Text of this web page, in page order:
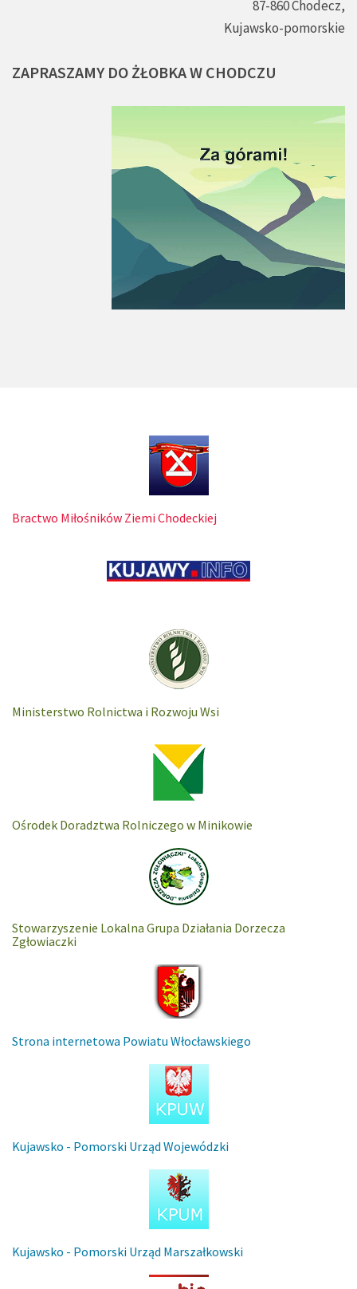
87-860 Chodecz,
Kujawsko-pomorskie
ZAPRASZAMY DOŻŁOBKAW CHODCZU
Bractwo Miłośników Ziemi Chodeckiej
Ministerstwo Rolnictwa i Rozwoju Wsi
Ośrodek Doradztwa Rolniczego w Minikowie
Stowarzyszenie Lokalna Grupa Działania Dorzecza
Zgłowiaczki
Strona internetowa Powiatu Włocławskiego
Kujawsko - Pomorski Urząd Wojewódzki
Kujawsko - Pomorski Urząd Marszałkowski